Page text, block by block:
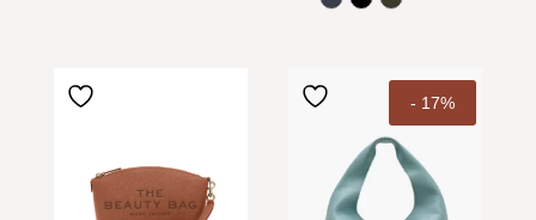
BleuNoirOlive
- 17%